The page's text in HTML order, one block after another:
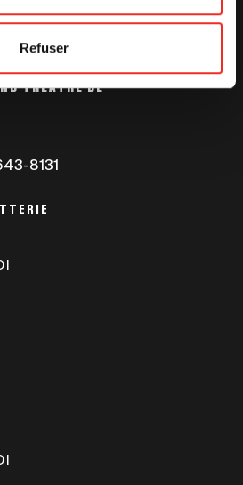
Refuser
THÉÂTRE DE
8131